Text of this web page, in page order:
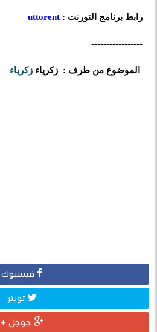
رابط برنامج التورنت :uttorent
-----------------
الموضوع من طرف : زكرياء زكرياء
فيسبوك
تويتر
جوجل +